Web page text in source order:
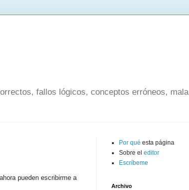
fallos lógicos, conceptos erróneos, mala
pueden escribirme a
Por qué esta página
Sobre el editor
Escríbeme
Archivo